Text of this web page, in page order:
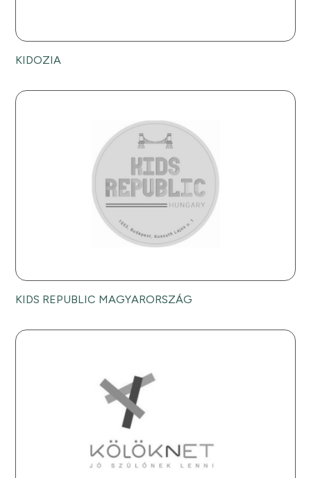
KIDOZIA
KIDS REPUBLIC MAGYARORSZÁG